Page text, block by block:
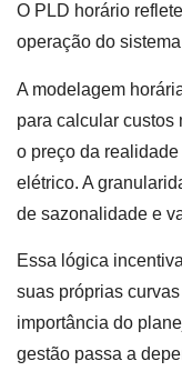
O PLD horário
operação do
A modelagem
para calcular custos
o preço da
elétrico. A
de sazonalidade e
Essa lógica
suas próprias
importância do
gestão passa a